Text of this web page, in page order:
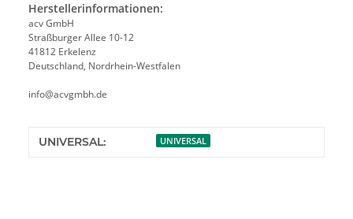
Herstellerinformationen:
acv GmbH
Straßburger Allee 10-12
41812 Erkelenz
Deutschland, Nordrhein-Westfalen
info@acvgmbh.de
UNIVERSAL: UNIVERSAL